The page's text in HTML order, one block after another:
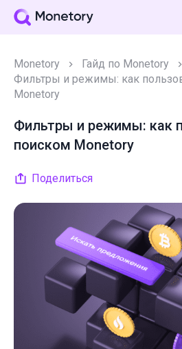
Monetory
Гайд по Monetory
Фильтры и режимы: как
Monetory
Фильтры и режимы: как
поиском Monetory
Поделиться